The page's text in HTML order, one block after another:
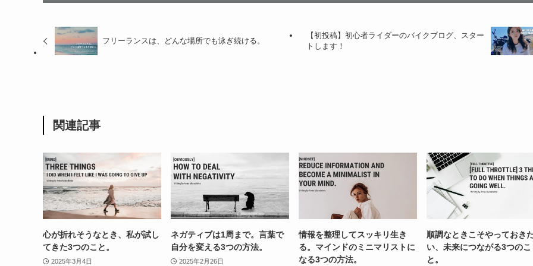
フリーランスは、どんな場所でも泳ぎ続ける。
【初投稿】初心者ライダーのバイクブログ、スター
トします！
関連記事
心が折れそうなとき、私が試し
てきた3つのこと。
2025年3月4日
ネガティブは1周まで。言葉で
自分を変える3つの方法。
2025年2月26日
情報を整理してスッキリ生き
る。マインドのミニマリストに
なる3つの方法。
順調なときこそやっておき
い、未来につながる3つのこ
と。